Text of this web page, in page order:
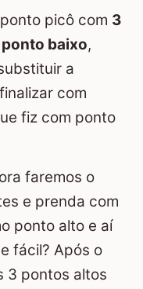
picô com 3
baixo,
a
com
fiz com ponto
faremos o
e prenda com
ponto alto e aí
fácil? Após o
3 pontos altos